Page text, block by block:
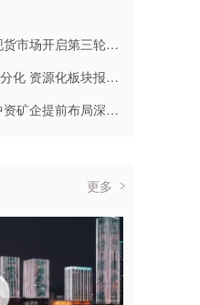
场开启第三轮降价
板块报喜传统企业承压
提前布局深加工产线
更多